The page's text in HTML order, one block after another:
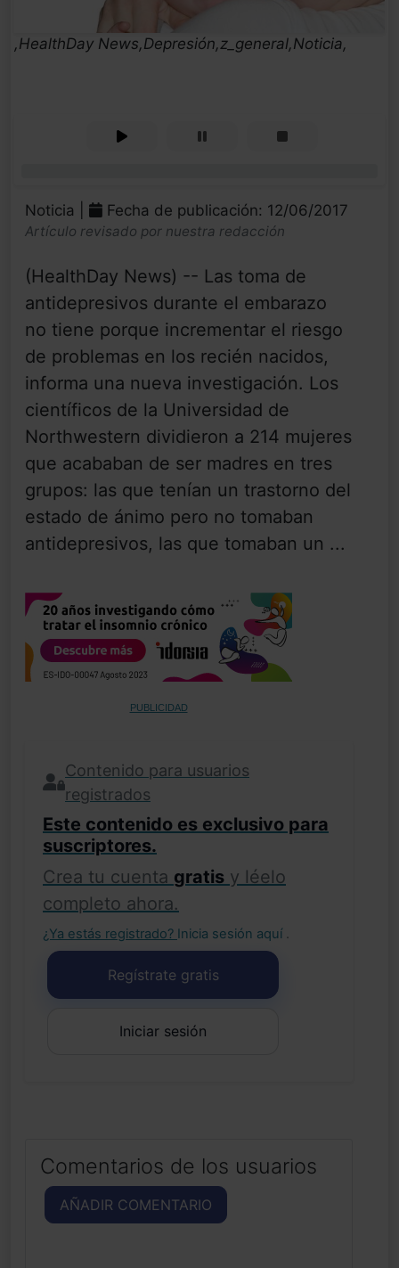
,HealthDay News,Depresión,z_general,Noticia,
Noticia | Fecha de publicación: 12/06/2017
Artículo revisado por nuestra redacción
(HealthDay News) -- Las toma de
antidepresivos durante el embarazo
no tiene porque incrementar el riesgo
de problemas en los recién nacidos,
informa una nueva investigación. Los
científicos de la Universidad de
Northwestern dividieron a 214 mujeres
que acababan de ser madres en tres
grupos: las que tenían un trastorno del
estado de ánimo pero no tomaban
antidepresivos, las que tomaban un ...
PUBLICIDAD
Contenido para usuarios
registrados
Este contenido es exclusivo para
suscriptores.
Crea tu cuenta gratis y léelo
completo ahora.
¿Ya estás registrado? Inicia sesión aquí .
Regístrate gratis
Iniciar sesión
Comentarios de los usuarios
AÑADIR COMENTARIO